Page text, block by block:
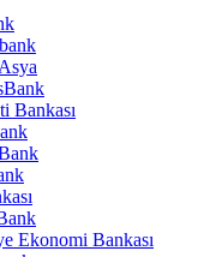
Bankası
Ekonomi Bankası